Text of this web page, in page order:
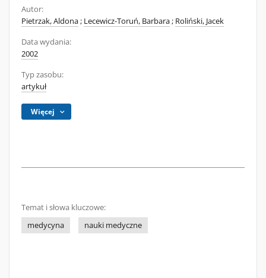
Autor:
Pietrzak, Aldona; Lecewicz-Toruń, Barbara; Roliński, Jacek
Data wydania:
2002
Typ zasobu:
artykuł
Więcej
Temat i słowa kluczowe:
medycyna
nauki medyczne